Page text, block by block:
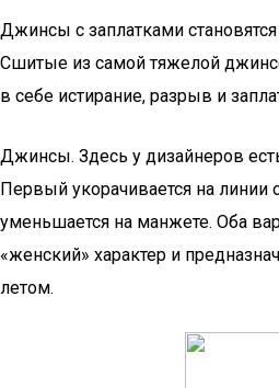
Джинсы с заплатками
Сшитые из самой тяжелой
в себе истирание, разрыв и
Джинсы. Здесь у дизайнеров
Первый укорачивается на линии
уменьшается на манжете. Оба
«женский» характер и
летом.